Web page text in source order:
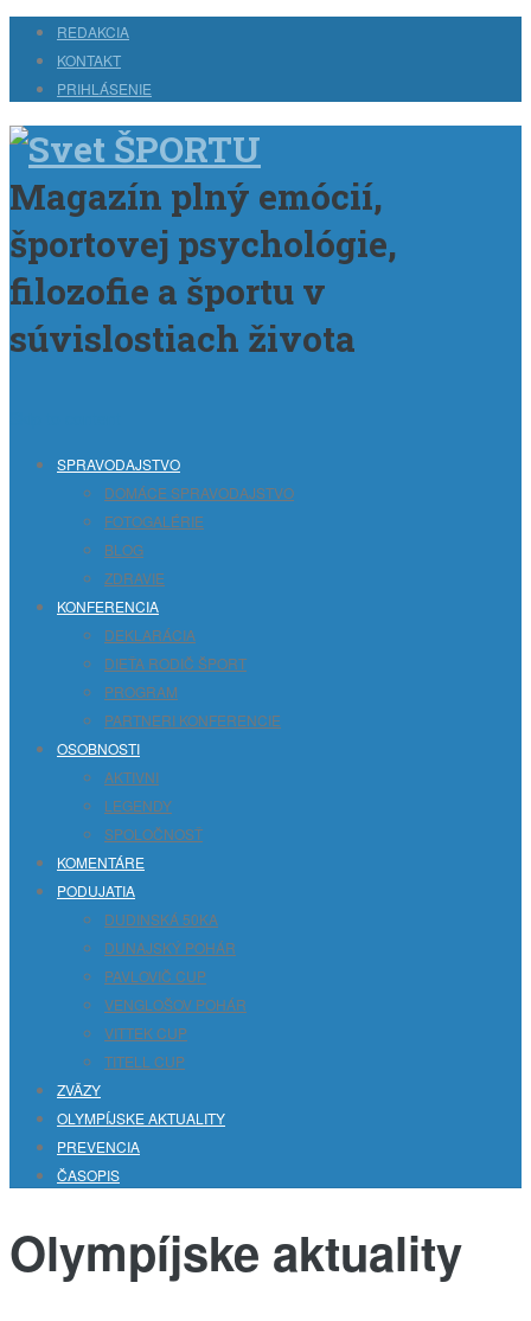
Skočiť na hlavný obsah
REDAKCIA
KONTAKT
PRIHLÁSENIE
Magazín plný emócií,
športovej psychológie,
filozofie a športu v
súvislostiach života
SPRAVODAJSTVO
DOMÁCE SPRAVODAJSTVO
FOTOGALÉRIE
BLOG
ZDRAVIE
KONFERENCIA
DEKLARÁCIA
DIEŤA RODIČ ŠPORT
PROGRAM
PARTNERI KONFERENCIE
OSOBNOSTI
AKTIVNI
LEGENDY
SPOLOČNOSŤ
KOMENTÁRE
PODUJATIA
DUDINSKÁ 50KA
DUNAJSKÝ POHÁR
PAVLOVIČ CUP
VENGLOŠOV POHÁR
VITTEK CUP
TITELL CUP
ZVÄZY
OLYMPÍJSKE AKTUALITY
PREVENCIA
ČASOPIS
Olympíjske aktuality